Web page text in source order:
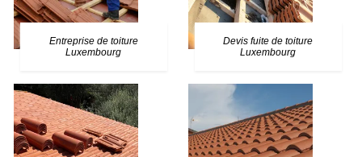
Entreprise de toiture
Luxembourg
Devis fuite de toiture
Luxembourg